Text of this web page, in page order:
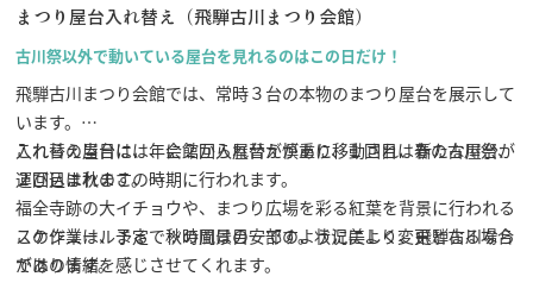
まつり屋台入れ替え（飛騨古川まつり会館）
古川祭以外で動いている屋台を見れるのはこの日だけ！
飛騨古川まつり会館では、常時３台の本物のまつり屋台を展示して
います。
これらの屋台は、年に２回入れ替えがあり、１回目は春の古川祭、
２回目は秋のこの時期に行われます。
入れ替え当日には、会館から屋台が慎重に移動され、新たな屋台が
運び込まれます。
福全寺跡の大イチョウや、まつり広場を彩る紅葉を背景に行われる
この作業は、まるで秋の風景の一部のように美しく、飛騨古川なら
ではの情緒を感じさせてくれます。
スケジュール予定 ※時間は目安です。状況により変更となる場合
があります。